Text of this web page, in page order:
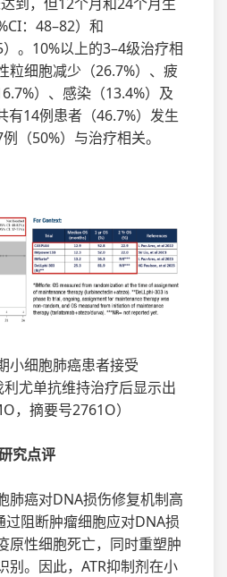
：48–82）和
。10%以上的3–4级治疗相
粒细胞减少（26.7%）、疲
）、感染（13.4%）及
有14例患者（46.7%）发生
（50%）与治疗相关。
小细胞肺癌患者接受
尤单抗维持治疗后显示出
，摘要号2761O）
究点评
肺癌对DNA损伤修复机制高
过阻断肿瘤细胞应对DNA损
原性细胞死亡，同时重塑肿
别。因此，ATR抑制剂在小